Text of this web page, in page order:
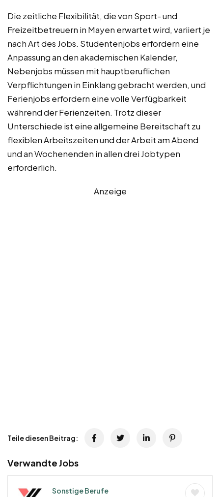
Die zeitliche Flexibilität, die von Sport- und
Freizeitbetreuern in Mayen erwartet wird, variiert je
nach Art des Jobs. Studentenjobs erfordern eine
Anpassung an den akademischen Kalender,
Nebenjobs müssen mit hauptberuflichen
Verpflichtungen in Einklang gebracht werden, und
Ferienjobs erfordern eine volle Verfügbarkeit
während der Ferienzeiten. Trotz dieser
Unterschiede ist eine allgemeine Bereitschaft zu
flexiblen Arbeitszeiten und der Arbeit am Abend
und an Wochenenden in allen drei Jobtypen
erforderlich.
Anzeige
Teile diesen Beitrag:
Verwandte Jobs
Sonstige Berufe